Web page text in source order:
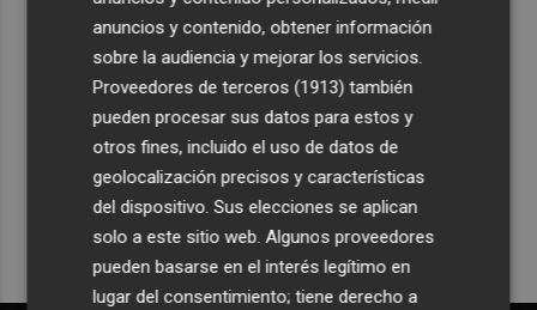
Recibe toda la actualidad de
Plaza Podcast en tu correo
Quiero suscribirme
anuncios y contenido, obtener información
sobre la audiencia y mejorar los servicios.
Proveedores de terceros (1913) también
pueden procesar sus datos para estos y
otros fines, incluido el uso de datos de
geolocalización precisos y características
del dispositivo. Sus elecciones se aplican
solo a este sitio web. Algunos proveedores
pueden basarse en el interés legítimo en
lugar del consentimiento; tiene derecho a